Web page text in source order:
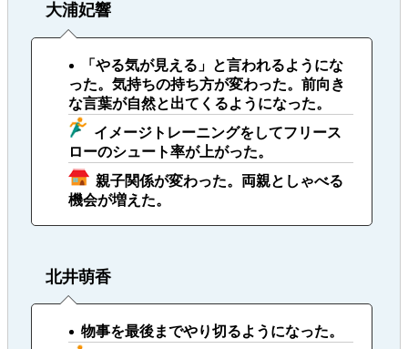
大浦妃響
「やる気が見える」と言われるようにな
った。気持ちの持ち方が変わった。前向き
な言葉が自然と出てくるようになった。
イメージトレーニングをしてフリース
ローのシュート率が上がった。
親子関係が変わった。両親としゃべる
機会が増えた。
北井萌香
物事を最後までやり切るようになった。